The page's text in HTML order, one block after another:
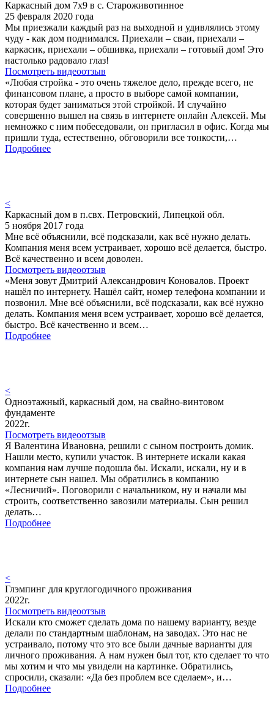
Каркасный дом 7х9 в с. Староживотинное
25 февраля 2020 года
Мы приезжали каждый раз на выходной и удивлялись этому
чуду - как дом поднимался. Приехали – сваи, приехали –
каркасик, приехали – обшивка, приехали – готовый дом! Это
настолько радовало глаз!
Посмотреть видеоотзыв
«Любая стройка - это очень тяжелое дело, прежде всего, не
финансовом плане, а просто в выборе самой компании,
которая будет заниматься этой стройкой. И случайно
совершенно вышел на связь в интернете онлайн Алексей. Мы
немножко с ним побеседовали, он пригласил в офис. Когда мы
пришли туда, естественно, обговорили все тонкости,…
Подробнее
<
Каркасный дом в п.свх. Петровский, Липецкой обл.
5 ноября 2017 года
Мне всё объяснили, всё подсказали, как всё нужно делать.
Компания меня всем устраивает, хорошо всё делается, быстро.
Всё качественно и всем доволен.
Посмотреть видеоотзыв
«Меня зовут Дмитрий Александрович Коновалов. Проект
нашёл по интернету. Нашёл сайт, номер телефона компании и
позвонил. Мне всё объяснили, всё подсказали, как всё нужно
делать. Компания меня всем устраивает, хорошо всё делается,
быстро. Всё качественно и всем…
Подробнее
<
Одноэтажный, каркасный дом, на свайно-винтовом
фундаменте
2022г.
Посмотреть видеоотзыв
Я Валентина Ивановна, решили с сыном построить домик.
Нашли место, купили участок. В интернете искали какая
компания нам лучше подошла бы. Искали, искали, ну и в
интернете сын нашел. Мы обратились в компанию
«Лесничий». Поговорили с начальником, ну и начали мы
строить, соответственно завозили материалы. Сын решил
делать…
Подробнее
<
Глэмпинг для круглогодичного проживания
2022г.
Посмотреть видеоотзыв
Искали кто сможет сделать дома по нашему варианту, везде
делали по стандартным шаблонам, на заводах. Это нас не
устраивало, потому что это все были дачные варианты для
личного проживания. А нам нужен был тот, кто сделает то что
мы хотим и что мы увидели на картинке. Обратились,
спросили, сказали: «Да без проблем все сделаем», и…
Подробнее